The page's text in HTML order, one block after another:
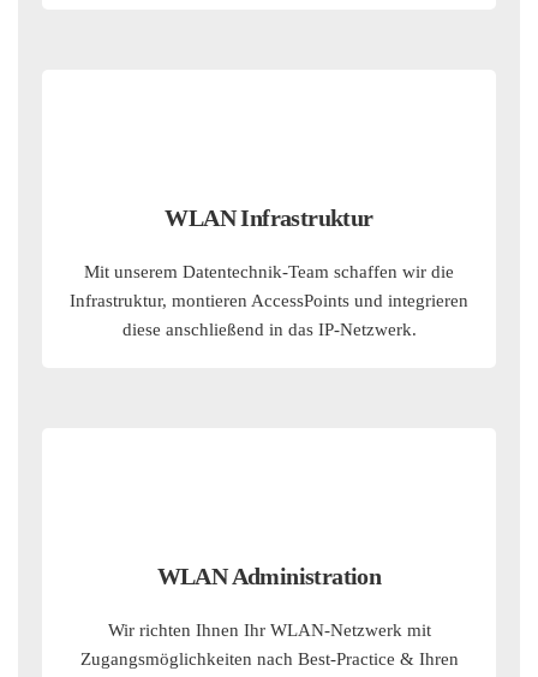
WLAN Infrastruktur
Mit unserem Datentechnik-Team schaffen wir die
Infrastruktur, montieren AccessPoints und integrieren
diese anschließend in das IP-Netzwerk.
WLAN Administration
Wir richten Ihnen Ihr WLAN-Netzwerk mit
Zugangsmöglichkeiten nach Best-Practice & Ihren